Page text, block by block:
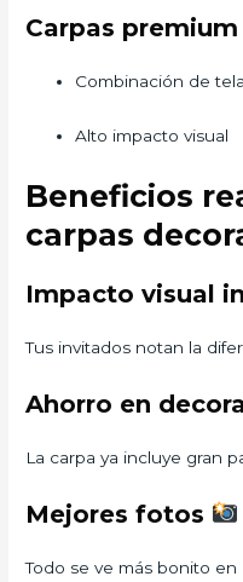
Carpas premium
Combinación de
Alto impacto visual
Beneficios
carpas
Impacto visual
Tus invitados notan la
Ahorro en
La carpa ya incluye gran
Mejores fotos
Todo se ve más bonito en